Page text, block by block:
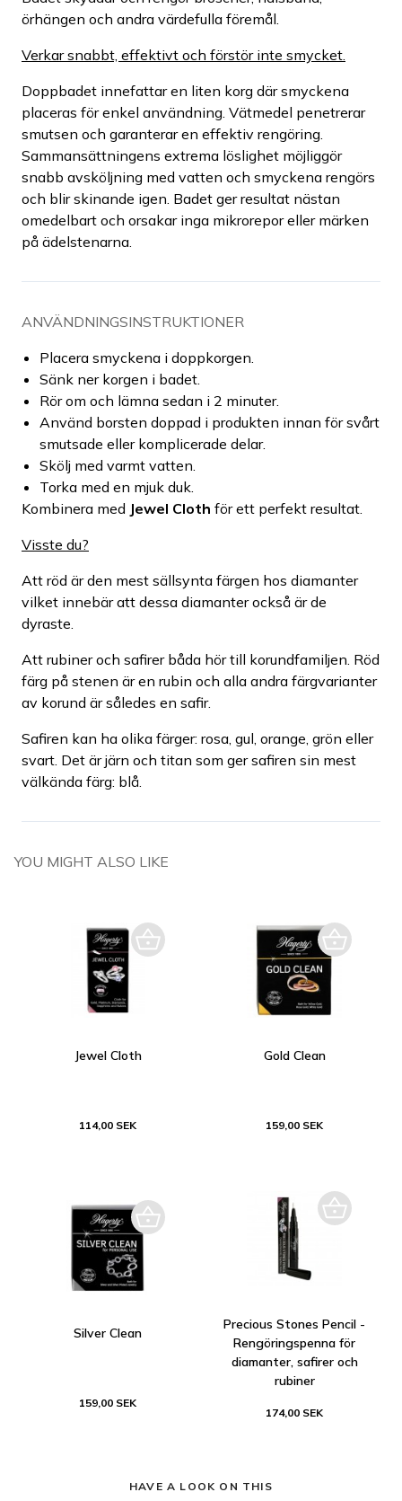
örhängen och andra värdefulla föremål.
Verkar snabbt, effektivt och förstör inte smycket.
Doppbadet innefattar en liten korg där smyckena
placeras för enkel användning. Vätmedel penetrerar
smutsen och garanterar en effektiv rengöring.
Sammansättningens extrema löslighet möjliggör
snabb avsköljning med vatten och smyckena rengörs
och blir skinande igen. Badet ger resultat nästan
omedelbart och orsakar inga mikrorepor eller märken
på ädelstenarna.
ANVÄNDNINGSINSTRUKTIONER
Placera smyckena i doppkorgen.
Sänk ner korgen i badet.
Rör om och lämna sedan i 2 minuter.
Använd borsten doppad i produkten innan för svårt
smutsade eller komplicerade delar.
Skölj med varmt vatten.
Torka med en mjuk duk.
Kombinera med Jewel Cloth för ett perfekt resultat.
Visste du?
Att röd är den mest sällsynta färgen hos diamanter
vilket innebär att dessa diamanter också är de
dyraste.
Att rubiner och safirer båda hör till korundfamiljen. Röd
färg på stenen är en rubin och alla andra färgvarianter
av korund är således en safir.
Safiren kan ha olika färger: rosa, gul, orange, grön eller
svart. Det är järn och titan som ger safiren sin mest
välkända färg: blå.
YOU MIGHT ALSO LIKE
Jewel Cloth
114,00 SEK
Gold Clean
159,00 SEK
Silver Clean
159,00 SEK
Precious Stones Pencil -
Rengöringspenna för
diamanter, safirer och
rubiner
174,00 SEK
HAVE A LOOK ON THIS